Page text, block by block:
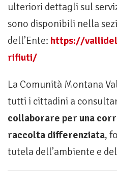
ulteriori dettagli sul
sono disponibili nella
dell’Ente: https://
rifiuti/
La Comunità Montana
tutti i cittadini a
collaborare per una
raccolta differenziata,
tutela dell’ambiente e